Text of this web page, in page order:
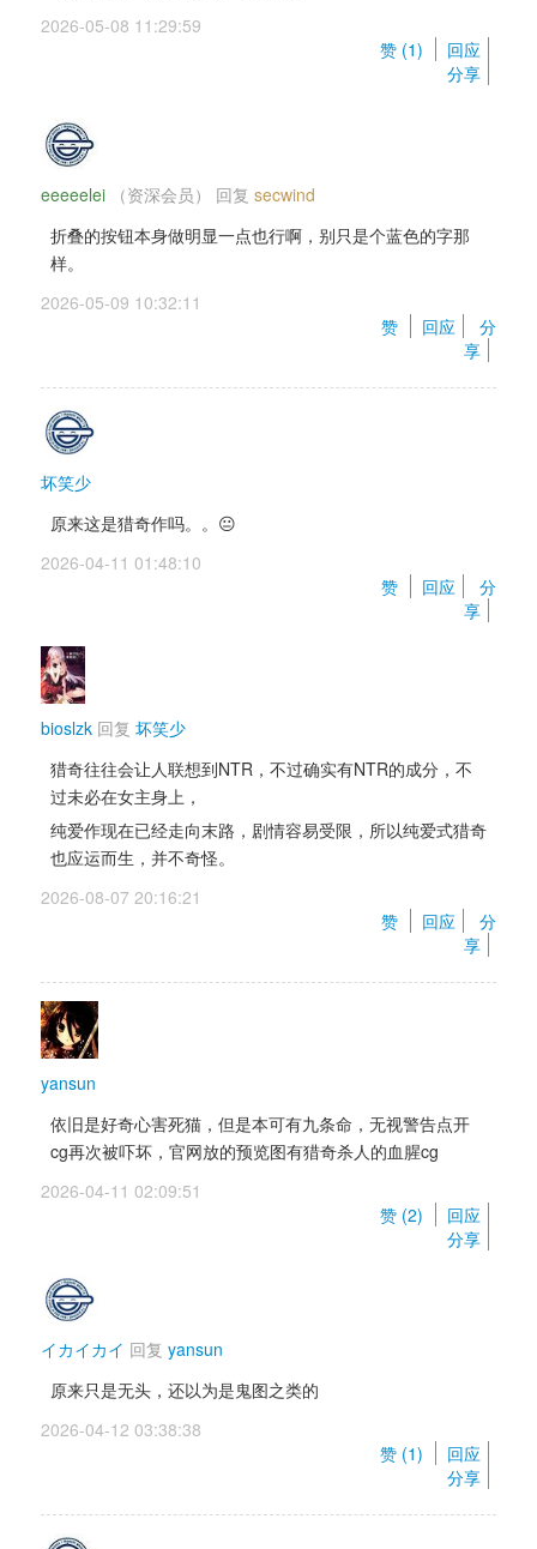
2026-05-08 11:29:59
赞 (1)
回应
分享
eeeeelei （资深会员） 回复 secwind
折叠的按钮本身做明显一点也行啊，别只是个蓝色的字那
样。
2026-05-09 10:32:11
赞
回应
分
享
坏笑少
原来这是猎奇作吗。。😐
2026-04-11 01:48:10
赞
回应
分
享
bioslzk 回复 坏笑少
猎奇往往会让人联想到NTR，不过确实有NTR的成分，不
过未必在女主身上，
纯爱作现在已经走向末路，剧情容易受限，所以纯爱式猎奇
也应运而生，并不奇怪。
2026-08-07 20:16:21
赞
回应
分
享
yansun
依旧是好奇心害死猫，但是本可有九条命，无视警告点开
cg再次被吓坏，官网放的预览图有猎奇杀人的血腥cg
2026-04-11 02:09:51
赞 (2)
回应
分享
イカイカイ 回复 yansun
原来只是无头，还以为是鬼图之类的
2026-04-12 03:38:38
赞 (1)
回应
分享